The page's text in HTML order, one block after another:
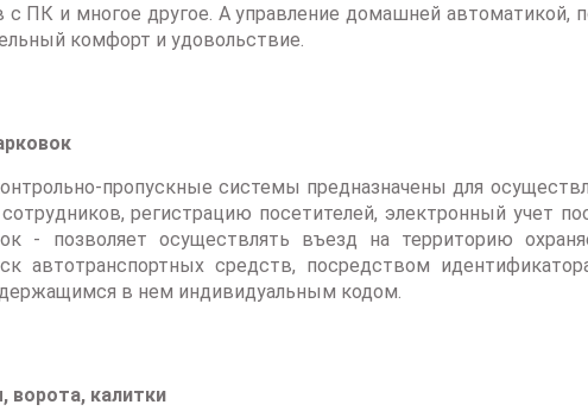
с ПК и многое другое. А управление домашней автоматикой,
комфорт и удовольствие.
пропускные системы предназначены для
регистрацию посетителей, электронный учет
- позволяет осуществлять въезд на территорию
автотранспортных средств, посредством
в нем индивидуальным кодом.
ворота, калитки